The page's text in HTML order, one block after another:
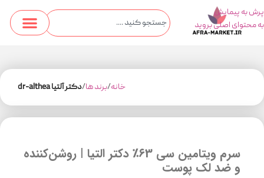
پرش به پیمایش
به محتوای اصلی بروید
خانه برند ها دکتر آلتیا dr-althea
سرم ویتامین سی ۶3٪ دکتر التیا | روشن‌کننده
و ضد لک پوست